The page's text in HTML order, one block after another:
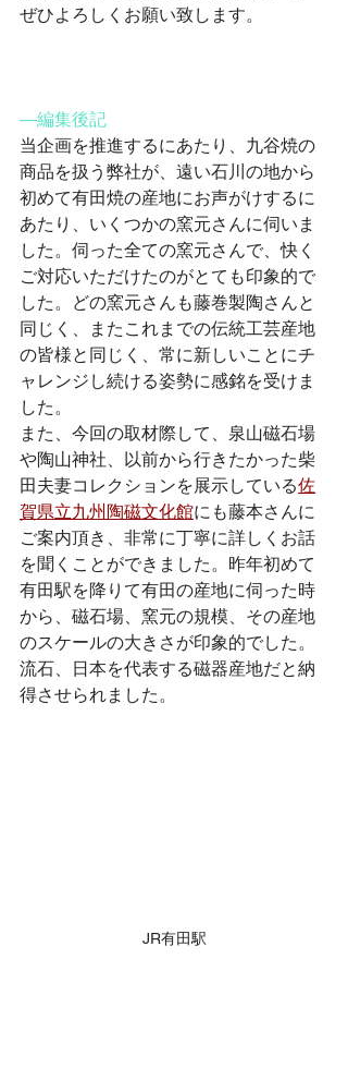
ぜひよろしくお願い致します。
―編集後記
当企画を推進するにあたり、九谷焼の
商品を扱う弊社が、遠い石川の地から
初めて有田焼の産地にお声がけするに
あたり、いくつかの窯元さんに伺いま
した。伺った全ての窯元さんで、快く
ご対応いただけたのがとても印象的で
した。どの窯元さんも藤巻製陶さんと
同じく、またこれまでの伝統工芸産地
の皆様と同じく、常に新しいことにチ
ャレンジし続ける姿勢に感銘を受けま
した。
また、今回の取材際して、泉山磁石場
や陶山神社、以前から行きたかった柴
田夫妻コレクションを展示している佐
賀県立九州陶磁文化館にも藤本さんに
ご案内頂き、非常に丁寧に詳しくお話
を聞くことができました。昨年初めて
有田駅を降りて有田の産地に伺った時
から、磁石場、窯元の規模、その産地
のスケールの大きさが印象的でした。
流石、日本を代表する磁器産地だと納
得させられました。
JR有田駅